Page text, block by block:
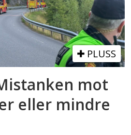
PLUSS
mot
eller mindre